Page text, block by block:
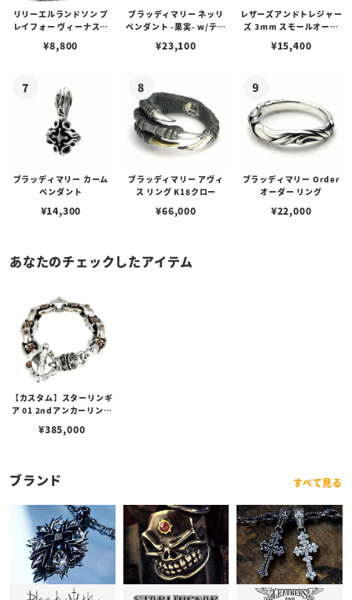
リリーエルランドソン プ
レイフォー ヴィーナスチ
¥8,800
ブラッディマリー ネッリ
ペンダント -果実- w/ティ
¥23,100
レザーズアンドトレジャー
ズ 3mm スモールオーバ
ブスタークラスプ＆LTロ
¥15,400
ブラッディマリー カーム
ペンダント
¥14,300
ブラッディマリー アヴィ
ス リング K18クロー
¥66,000
ブラッディマリー Order
オーダー リング
¥22,000
あなたのチェックしたアイテム
【カスタム】スターリンギ
ア 01 2ndアンカーリンク
ム/プレーンリンク/マイク
ビブレスレット
¥385,000
ブランド すべて見る